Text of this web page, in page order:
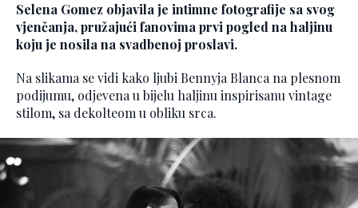
Selena Gomez objavila je intimne fotografije sa svog
vjenčanja, pružajući fanovima prvi pogled na haljinu
koju je nosila na svadbenoj proslavi.
Na slikama se vidi kako ljubi Bennyja Blanca na plesnom
podijumu, odjevena u bijelu haljinu inspirisanu vintage
stilom, sa dekolteom u obliku srca.